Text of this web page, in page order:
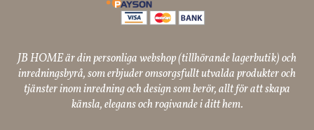
JB HOME är din personliga webshop (tillhörande lagerbutik) och
inredningsbyrå, som erbjuder omsorgsfullt utvalda produkter och
tjänster inom inredning och design som berör, allt för att skapa
känsla, elegans och rogivande i ditt hem.